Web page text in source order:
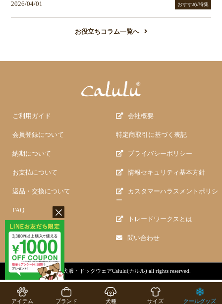
アイテム ブランド 犬種 サイズ クールグッズ
2026/04/01 おすすめ/特集
お役立ちコラム一覧へ
ご利用ガイド
会員登録について
納期について
お支払について
返品・交換について
FAQ
会社概要
特定商取引に基づく表記
プライバシーポリシー
情報セキュリティ基本方針
カスタマーハラスメントポリシ
ー
トレードワークスとは
問い合わせ
copyright (c)犬服・ドックウェアCalulu(カルル) all rights reserved.